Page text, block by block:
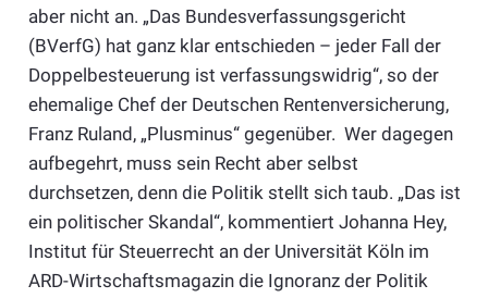
aber nicht an. „Das Bundesverfassungsgericht
(BVerfG) hat ganz klar entschieden – jeder Fall der
Doppelbesteuerung ist verfassungswidrig“, so der
ehemalige Chef der Deutschen Rentenversicherung,
Franz Ruland, „Plusminus“ gegenüber. Wer dagegen
aufbegehrt, muss sein Recht aber selbst
durchsetzen, denn die Politik stellt sich taub. „Das ist
ein politischer Skandal“, kommentiert Johanna Hey,
Institut für Steuerrecht an der Universität Köln im
ARD-Wirtschaftsmagazin die Ignoranz der Politik